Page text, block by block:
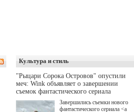
Культура и стиль
"Рыцари Сорока Островов" опустили
меч: Wink объявляет о завершении
съемок фантастического сериала
Завершились съемки нового
фантастического сериала <a